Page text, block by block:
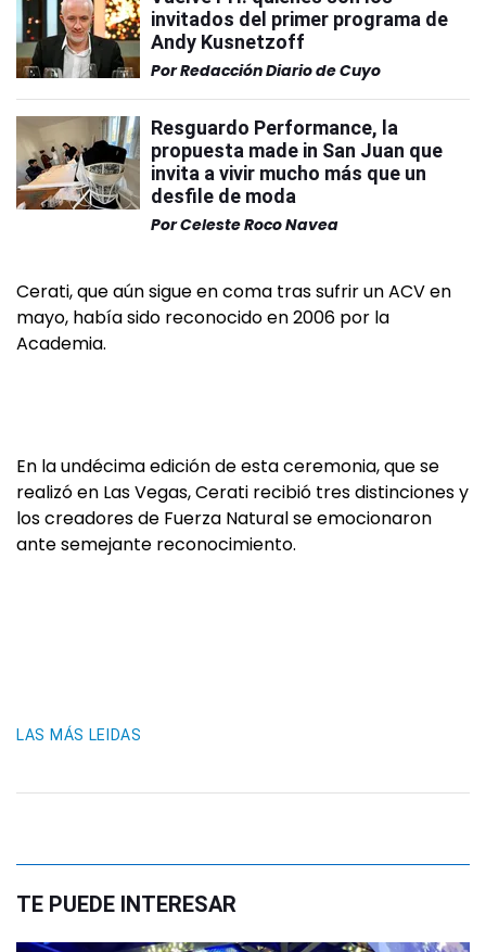
invitados del primer programa de
Andy Kusnetzoff
PorRedacción Diario de Cuyo
Resguardo Performance, la
propuesta made in San Juan que
invita a vivir mucho más que un
desfile de moda
PorCeleste Roco Navea
Cerati, que aún sigue en coma tras sufrir un ACV en
mayo, había sido reconocido en 2006 por la
Academia.
En la undécima edición de esta ceremonia, que se
realizó en Las Vegas, Cerati recibió tres distinciones y
los creadores de Fuerza Natural se emocionaron
ante semejante reconocimiento.
LAS MÁS LEIDAS
TE PUEDE INTERESAR